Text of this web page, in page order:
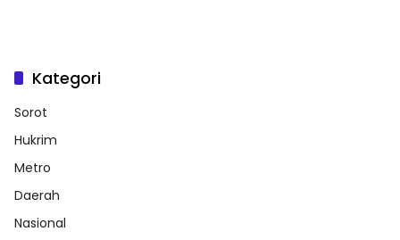
Kategori
Sorot
Hukrim
Metro
Daerah
Nasional